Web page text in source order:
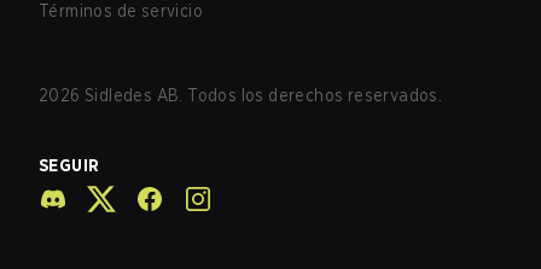
Términos de servicio
2026 Sidledes AB. Todos los derechos reservados.
SEGUIR